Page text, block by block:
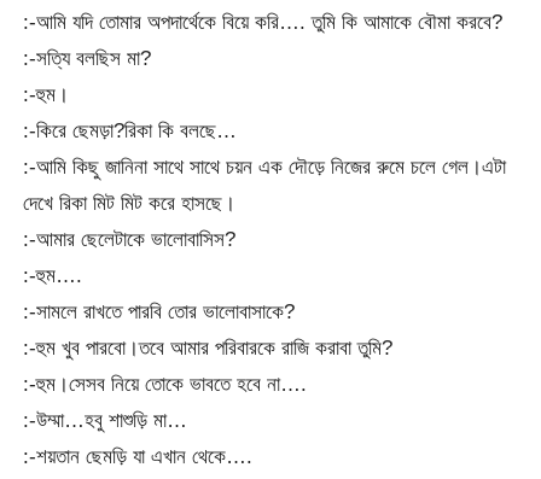
:-আমি যদি তোমার অপদার্থেকে বিয়ে করি…. তুমি কি আমাকে বৌমা করবে?
:-সত্যি বলছিস মা?
:-হুম।
:-কিরে ছেমড়া?রিকা কি বলছে…
:-আমি কিছু জানিনা সাথে সাথে চয়ন এক দৌড়ে নিজের রুমে চলে গেল।এটা
দেখে রিকা মিট মিট করে হাসছে।
:-আমার ছেলেটাকে ভালোবাসিস?
:-হুম….
:-সামলে রাখতে পারবি তোর ভালোবাসাকে?
:-হুম খুব পারবো।তবে আমার পরিবারকে রাজি করাবা তুমি?
:-হুম।সেসব নিয়ে তোকে ভাবতে হবে না….
:-উম্মা…হবু শাশুড়ি মা…
:-শয়তান ছেমড়ি যা এখান থেকে….